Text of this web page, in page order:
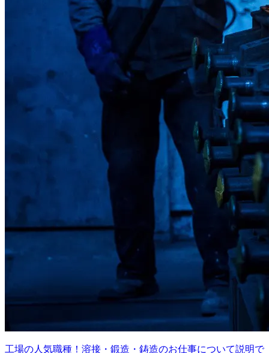
工場の人気職種！溶接・鍛造・鋳造のお仕事について説明で